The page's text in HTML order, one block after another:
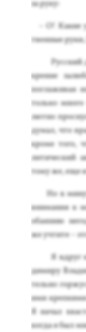
за ру­ку:
– О! Ка­кие
твен­ные
Рус­ский
крен­не
пог­ла­живая
толь­ко
лют­но
думал, что
кро­ме то­го,
лити­чес­кий
то­му же, еще
Но в
вни­мания к
оба­янию
же уч­ти­те –
Я вдруг
дими­ру
тель­но
ими
Я на­чал
ког­да я был